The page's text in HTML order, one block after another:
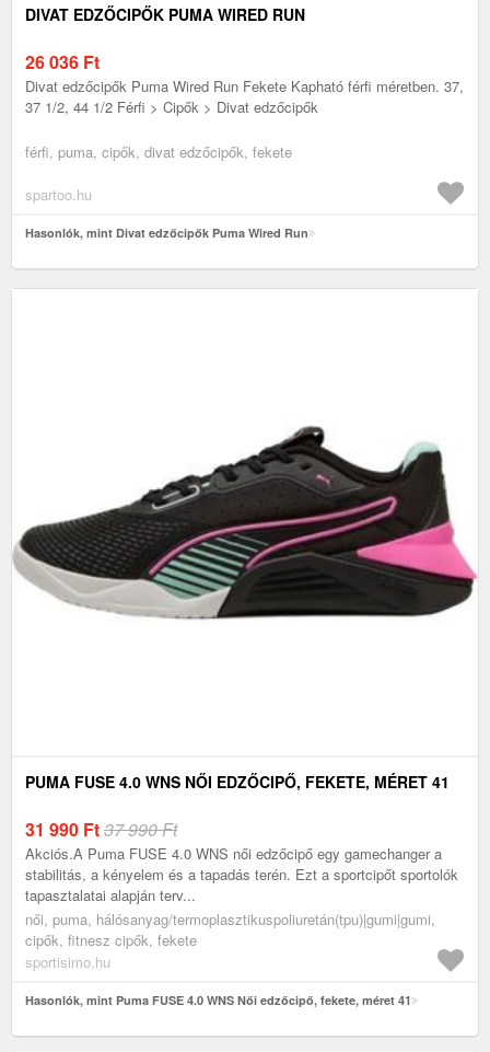
DIVAT EDZŐCIPŐK PUMA WIRED RUN
26 036 Ft
Divat edzőcipők Puma Wired Run Fekete Kapható férfi méretben. 37,
37 1/2, 44 1/2 Férfi > Cipők > Divat edzőcipők
férfi, puma, cipők, divat edzőcipők, fekete
spartoo.hu
Hasonlók, mint Divat edzőcipők Puma Wired Run
PUMA FUSE 4.0 WNS NŐI EDZŐCIPŐ, FEKETE, MÉRET 41
31 990 Ft37 990 Ft
Akciós.A Puma FUSE 4.0 WNS női edzőcipő egy gamechanger a
stabilitás, a kényelem és a tapadás terén. Ezt a sportcipőt sportolók
tapasztalatai alapján terv...
női, puma, hálósanyag/termoplasztikuspoliuretán(tpu)|gumi|gumi,
cipők, fitnesz cipők, fekete
sportisimo.hu
Hasonlók, mint Puma FUSE 4.0 WNS Női edzőcipő, fekete, méret 41